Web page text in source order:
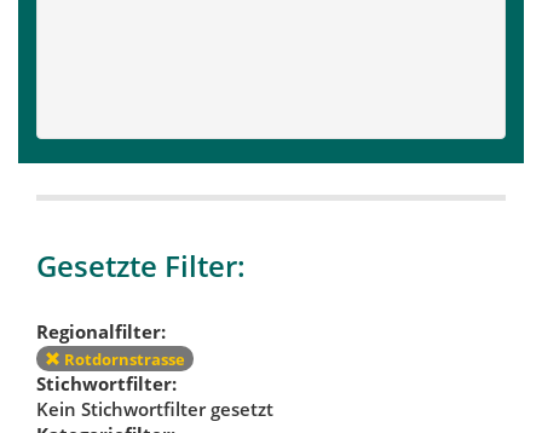
Gesetzte Filter:
Regionalfilter:
Rotdornstrasse
Stichwortfilter:
Kein Stichwortfilter gesetzt